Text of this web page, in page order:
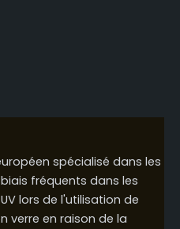
spécialisé dans les
fréquents dans les
lors de l'utilisation de
verre en raison de la